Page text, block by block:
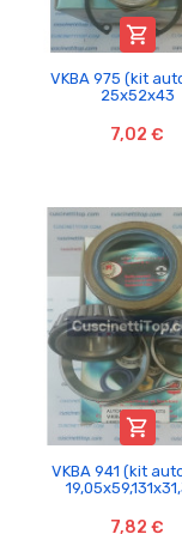

VKBA 975 (kit
25x52x43
7,02 €

VKBA 941 (kit
7,82 €